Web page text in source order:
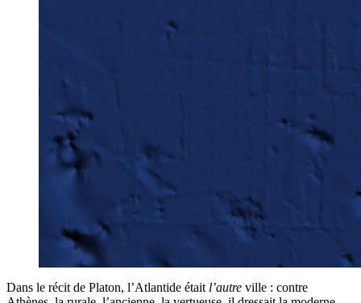
Dans le récit de Platon, l’Atlantide était l’autre ville : contre